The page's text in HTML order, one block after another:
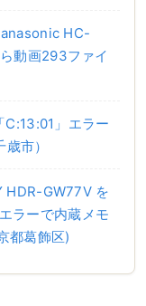
HC-
動画293ファイ
」エラー
市）
HDR-GW77V を
ラーで内蔵メモ
都葛飾区)